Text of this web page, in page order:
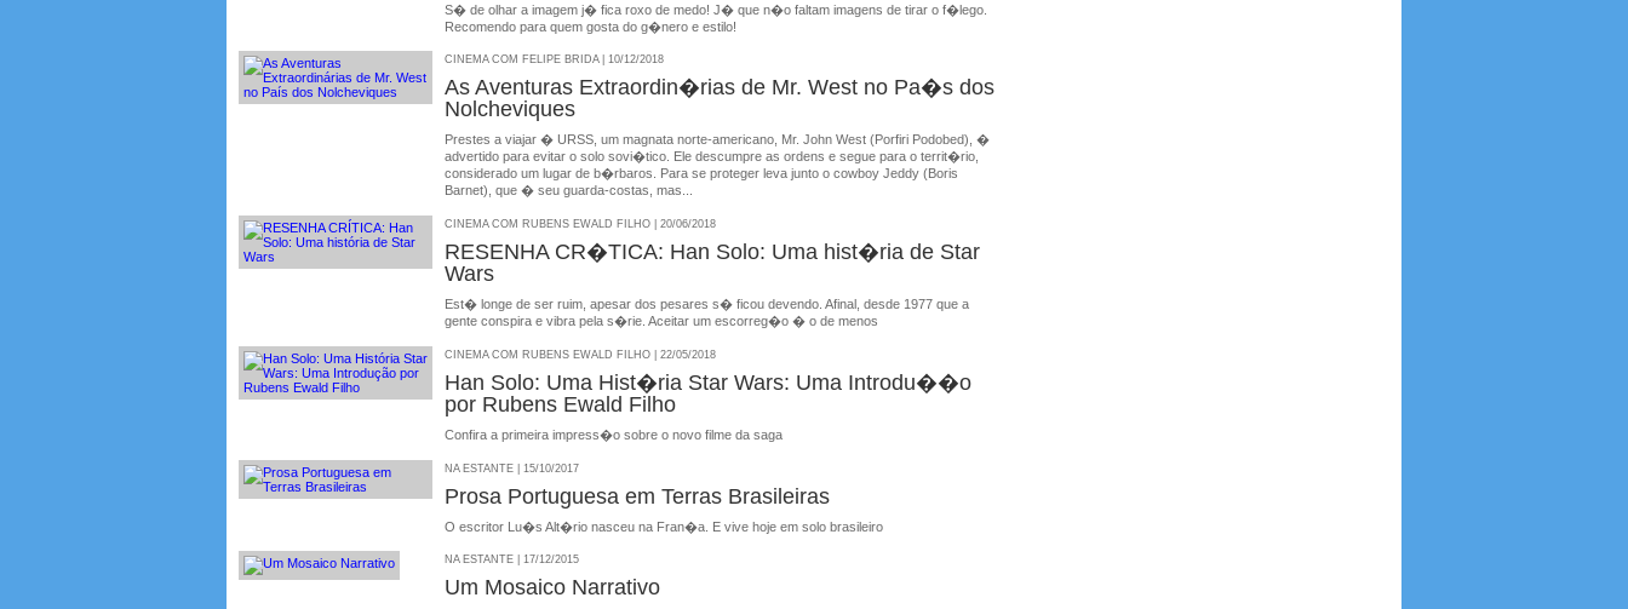
S� de olhar a imagem j� fica roxo de medo! J� que n�o faltam imagens de tirar o f�lego.
Recomendo para quem gosta do g�nero e estilo!
CINEMA COM FELIPE BRIDA | 10/12/2018
As Aventuras Extraordin�rias de Mr. West no Pa�s dos
Nolcheviques
Prestes a viajar � URSS, um magnata norte-americano, Mr. John West (Porfiri Podobed), �
advertido para evitar o solo sovi�tico. Ele descumpre as ordens e segue para o territ�rio,
considerado um lugar de b�rbaros. Para se proteger leva junto o cowboy Jeddy (Boris
Barnet), que � seu guarda-costas, mas...
CINEMA COM RUBENS EWALD FILHO | 20/06/2018
RESENHA CR�TICA: Han Solo: Uma hist�ria de Star
Wars
Est� longe de ser ruim, apesar dos pesares s� ficou devendo. Afinal, desde 1977 que a
gente conspira e vibra pela s�rie. Aceitar um escorreg�o � o de menos
CINEMA COM RUBENS EWALD FILHO | 22/05/2018
Han Solo: Uma Hist�ria Star Wars: Uma Introdu��o
por Rubens Ewald Filho
Confira a primeira impress�o sobre o novo filme da saga
NA ESTANTE | 15/10/2017
Prosa Portuguesa em Terras Brasileiras
O escritor Lu�s Alt�rio nasceu na Fran�a. E vive hoje em solo brasileiro
NA ESTANTE | 17/12/2015
Um Mosaico Narrativo